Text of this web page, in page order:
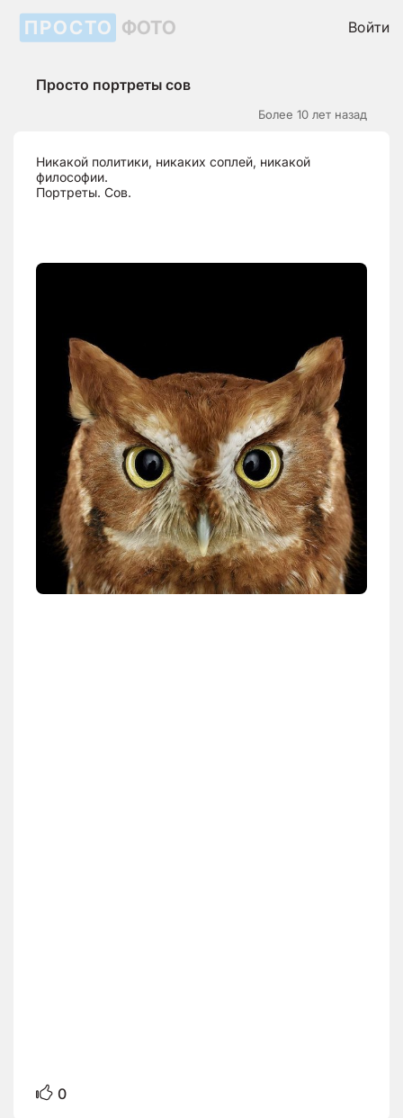
ПРОСТО ФОТО Войти
Просто портреты сов
Более 10 лет назад
Никакой политики, никаких соплей, никакой
философии.
Портреты. Сов.
0